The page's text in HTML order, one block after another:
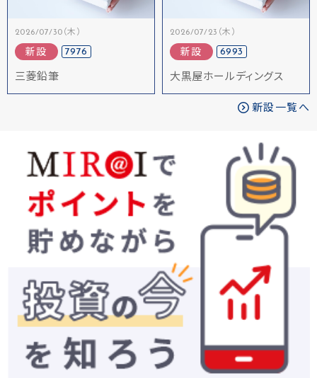
2026/07/30（木）
新設 7976
三菱鉛筆
2026/07/23（木）
新設 6993
大黒屋ホールディングス
新設一覧へ